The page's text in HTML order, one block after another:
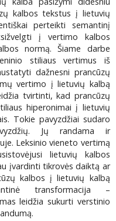
kalbos tekstus į lietuvių
perteikti semantinį
į vertimo kalbos
normą. Šiame darbe
stiliaus vertimus iš
dažnesni prancūzų
vertimo į lietuvių kalbą
tvirtinti, kad prancūzų
hiperonimai į lietuvių
Tokie pavyzdžiai sudaro
Jų randama ir
Leksinio vieneto vertimą
lietuvių kalbos
įvardinti tikrovės daiktą ar
kalbos į lietuvių kalbą
transformacija –
leidžia sukurti verstinio